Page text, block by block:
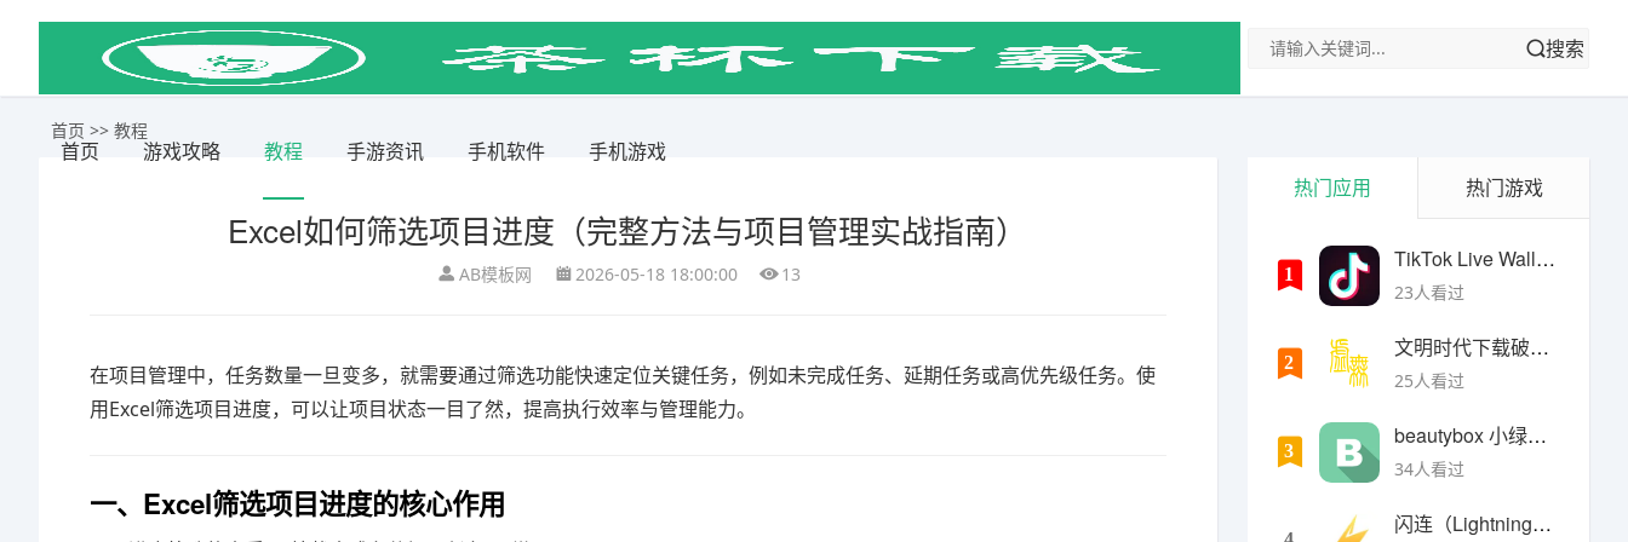
首页 游戏攻略 教程 手游资讯 手机软件 手机游戏
搜索
首页 >> 教程
Excel如何筛选项目进度（完整方法与项目管理实战指南）
AB模板网 2026-05-18 18:00:00 13
在项目管理中，任务数量一旦变多，就需要通过筛选功能快速定位关键任务，例如未完成任务、延期任务或高优先级任务。使
用Excel筛选项目进度，可以让项目状态一目了然，提高执行效率与管理能力。
一、Excel筛选项目进度的核心作用
热门应用 热门游戏
1
TikTok Live Wallpaper
23人看过
2
文明时代下载破解版无限金币最新版
25人看过
3
beautybox 小绿盒正版最新免费下载
34人看过
闪连（LightningX）加速器app